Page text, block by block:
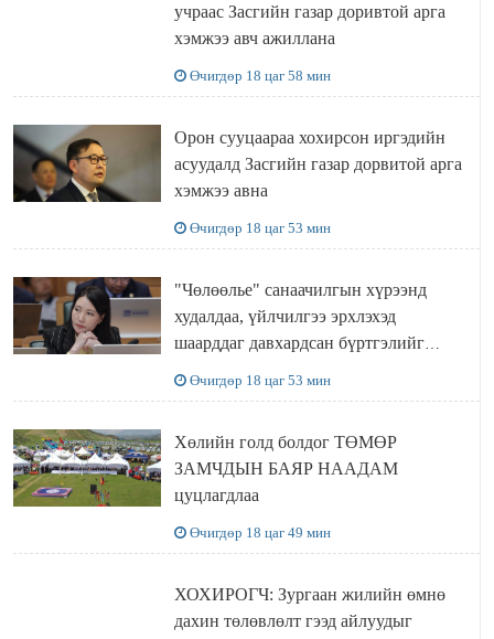
учраас Засгийн газар доривтой арга
хэмжээ авч ажиллана
Өчигдөр 18 цаг 58 мин
Орон сууцаараа хохирсон иргэдийн
асуудалд Засгийн газар дорвитой арга
хэмжээ авна
Өчигдөр 18 цаг 53 мин
"Чөлөөлье" санаачилгын хүрээнд
худалдаа, үйлчилгээ эрхлэхэд
шаарддаг давхардсан бүртгэлийг
Өчигдөр 18 цаг 53 мин
Хөлийн голд болдог ТӨМӨР
ЗАМЧДЫН БАЯР НААДАМ
цуцлагдлаа
Өчигдөр 18 цаг 49 мин
ХОХИРОГЧ: Зургаан жилийн өмнө
дахин төлөвлөлт гээд айлуудыг